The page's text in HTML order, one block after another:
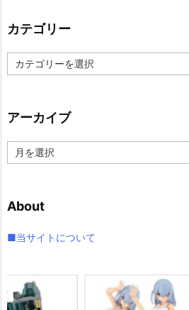
カテゴリー
テ
ー
アーカイブ
ー
ブ
About
■当サイトについて